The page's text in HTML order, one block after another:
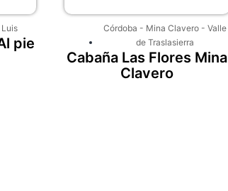
Luis
pie
Córdoba - Mina Clavero- Valle
de Traslasierra
Cabaña Las Flores Mina
Clavero